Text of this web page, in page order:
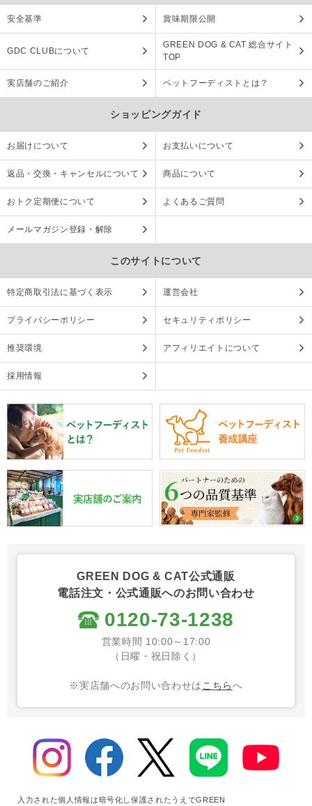
安全基準 賞味期限公開
GDC CLUBについて
GREEN DOG & CAT 総合サイト
TOP
実店舗のご紹介 ペットフーディストとは？
ショッピングガイド
お届けについて お支払いについて
返品・交換・キャンセルについて 商品について
おトク定期便について よくあるご質問
メールマガジン登録・解除
このサイトについて
特定商取引法に基づく表示 運営会社
プライバシーポリシー セキュリティポリシー
推奨環境 アフィリエイトについて
採用情報
GREEN DOG & CAT公式通販
電話注文・公式通販へのお問い合わせ
0120-73-1238
営業時間 10:00～17:00
（日曜・祝日除く）
※実店舗へのお問い合わせは こちらへ
入力された個人情報は暗号化し保護されたうえでGREEN